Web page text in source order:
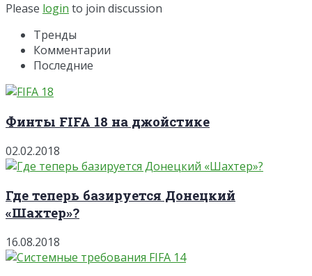
Please login to join discussion
Тренды
Комментарии
Последние
Финты FIFA 18 на джойстике
02.02.2018
Где теперь базируется Донецкий
«Шахтер»?
16.08.2018